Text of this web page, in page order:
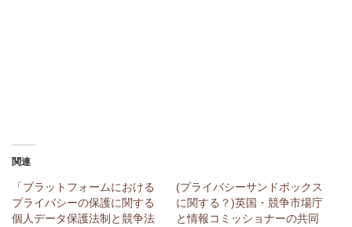
関連
「プラットフォームにおける
プライバシーの保護に関する
個人データ保護法制と競争法
(プライバシーサンドボックス
に関する？)英国・競争市場庁
と情報コミッショナーの共同